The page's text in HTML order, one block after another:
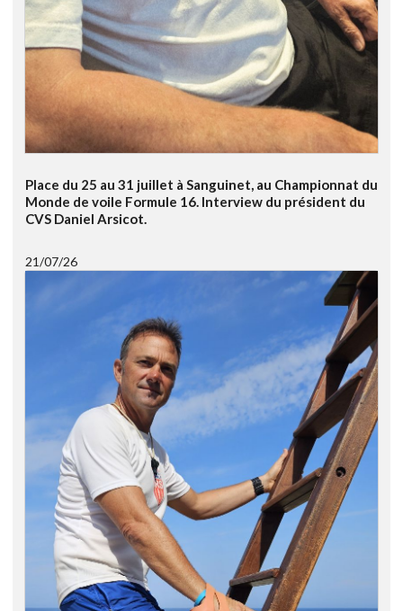
Place du 25 au 31 juillet à Sanguinet, au Championnat du
Monde de voile Formule 16. Interview du président du
CVS Daniel Arsicot.
21/07/26